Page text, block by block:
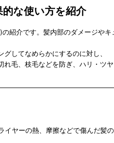
な使い方を紹介
紹介です。髪内部のダメージや
してなめらかにするのに対し、
れ毛、枝毛などを防ぎ、ハリ・ツ
イヤーの熱、摩擦などで傷んだ髪